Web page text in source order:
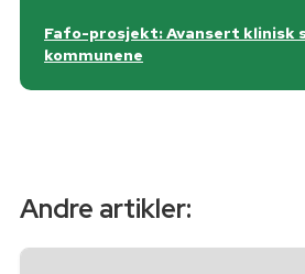
Fafo-prosjekt: Avansert klinisk
kommunene
Andre artikler: